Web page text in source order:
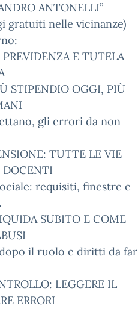
ANTONELLI”
gratuiti nelle vicinanze)
E TUTELA
STIPENDIO OGGI, PIÙ
gli errori da non
TUTTE LE VIE
DOCENTI
requisiti, finestre e
SUBITO E COME
il ruolo e diritti da far
LEGGERE IL
ERRORI